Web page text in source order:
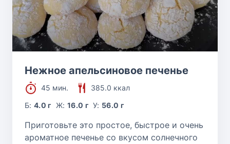
Нежное апельсиновое печенье
45 мин.
385.0 ккал
Б:4.0 г Ж: 16.0 г У: 56.0 г
Приготовьте это простое, быстрое и очень
ароматное печенье со вкусом солнечного